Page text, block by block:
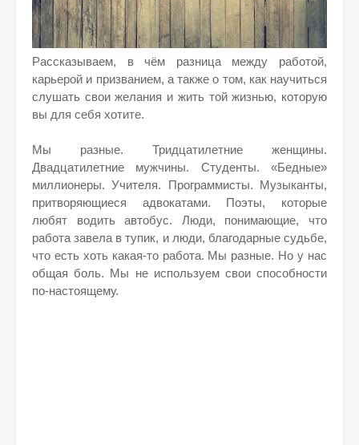
Рассказываем, в чём разница между работой,
карьерой и призванием, а также о том, как научиться
слушать свои желания и жить той жизнью, которую
вы для себя хотите.
Мы разные. Тридцатилетние женщины.
Двадцатилетние мужчины. Студенты. «Бедные»
миллионеры. Учителя. Программисты. Музыканты,
притворяющиеся адвокатами. Поэты, которые
любят водить автобус. Люди, понимающие, что
работа завела в тупик, и люди, благодарные судьбе,
что есть хоть какая-то работа. Мы разные. Но у нас
общая боль. Мы не используем свои способности
по-настоящему.